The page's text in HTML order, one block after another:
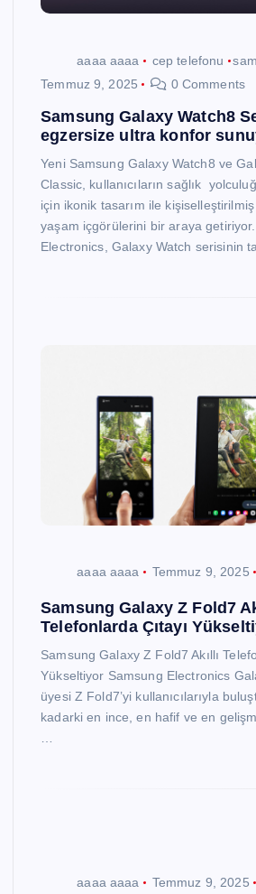
aaaa aaaa cep telefonu
Temmuz 9, 2025
0 Comments
Samsung Galaxy Watch8
egzersize ultra konfor
Yeni Samsung Galaxy Watch8 ve
Classic, kullanıcıların sağlık
için ikonik tasarım ile kişiselleştirilmiş
yaşam içgörülerini bir araya
Electronics, Galaxy Watch serisinin
aaaa aaaa Temmuz 9, 2025
Samsung Galaxy Z Fold7
Telefonlarda Çıtayı
Samsung Galaxy Z Fold7 Akıllı
Yükseltiyor Samsung Electronics
üyesi Z Fold7’yi kullanıcılarıyla
kadarki en ince, en hafif ve en
aaaa aaaa Temmuz 9, 2025